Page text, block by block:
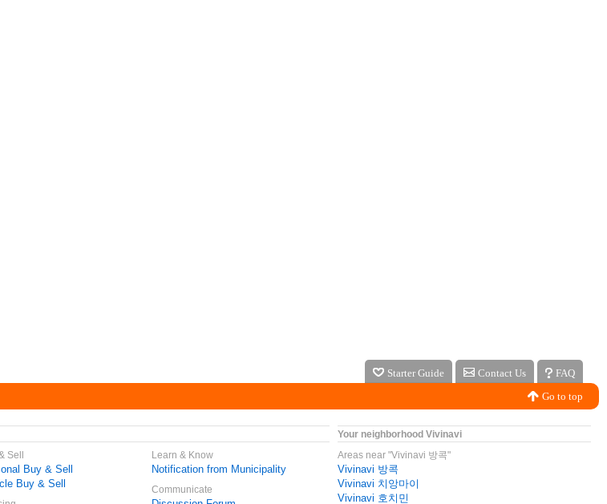
Starter Guide Contact Us
FAQ
Go to top
Sell
Buy & Sell
Buy & Sell
Learn & Know
Notification from Municipality
Communicate
Your neighborhood Vivinavi
Areas near "Vivinavi 방콕"
Vivinavi 방콕
Vivinavi 치앙마이
Vivinavi 호치민